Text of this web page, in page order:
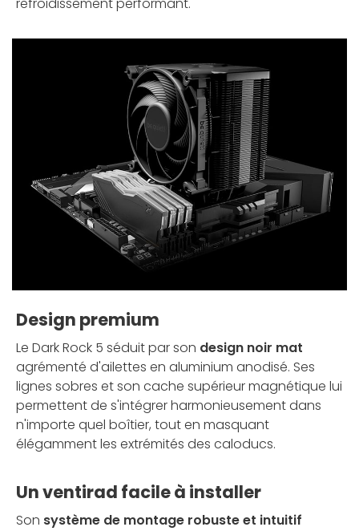
refroidissement performant.
Design premium
Le Dark Rock 5 séduit par son design noir mat
agrémenté d'ailettes en aluminium anodisé. Ses
lignes sobres et son cache supérieur magnétique lui
permettent de s'intégrer harmonieusement dans
n'importe quel boîtier, tout en masquant
élégamment les extrémités des caloducs.
Un ventirad facile à installer
Son système de montage robuste et intuitif